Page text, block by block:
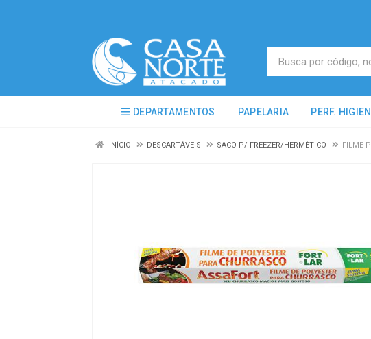
DEPARTAMENTOS PAPELARIA PERF.
INÍCIO DESCARTÁVEIS SACO P/ FREEZER/HERMÉTICO FILME